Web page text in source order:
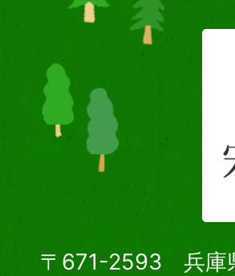
〒671-2593 兵庫